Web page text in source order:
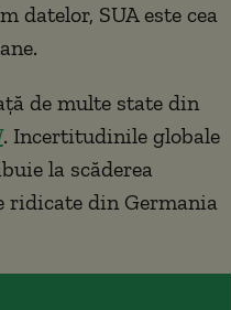
datelor, SUA este cea
de multe state din
. Incertitudinile globale
la scăderea
ridicate din Germania